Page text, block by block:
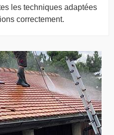
les techniques adaptées
correctement.